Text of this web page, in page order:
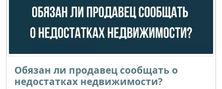
Обязан ли продавец сообщать о
недостатках недвижимости?